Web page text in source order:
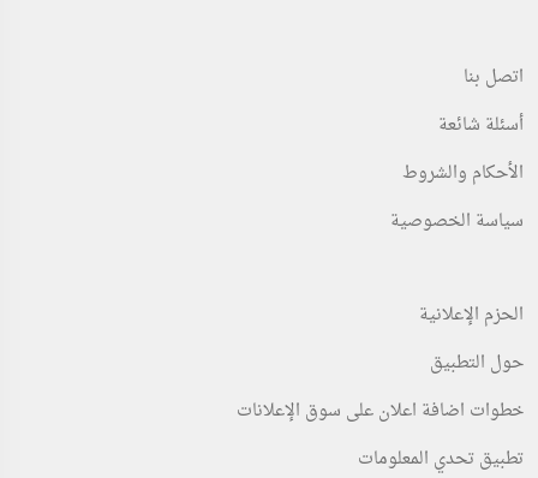
اتصل بنا
أسئلة شائعة
الأحكام والشروط
سياسة الخصوصية
الحزم الإعلانية
حول التطبيق
خطوات اضافة اعلان على سوق الإعلانات
تطبيق تحدي المعلومات